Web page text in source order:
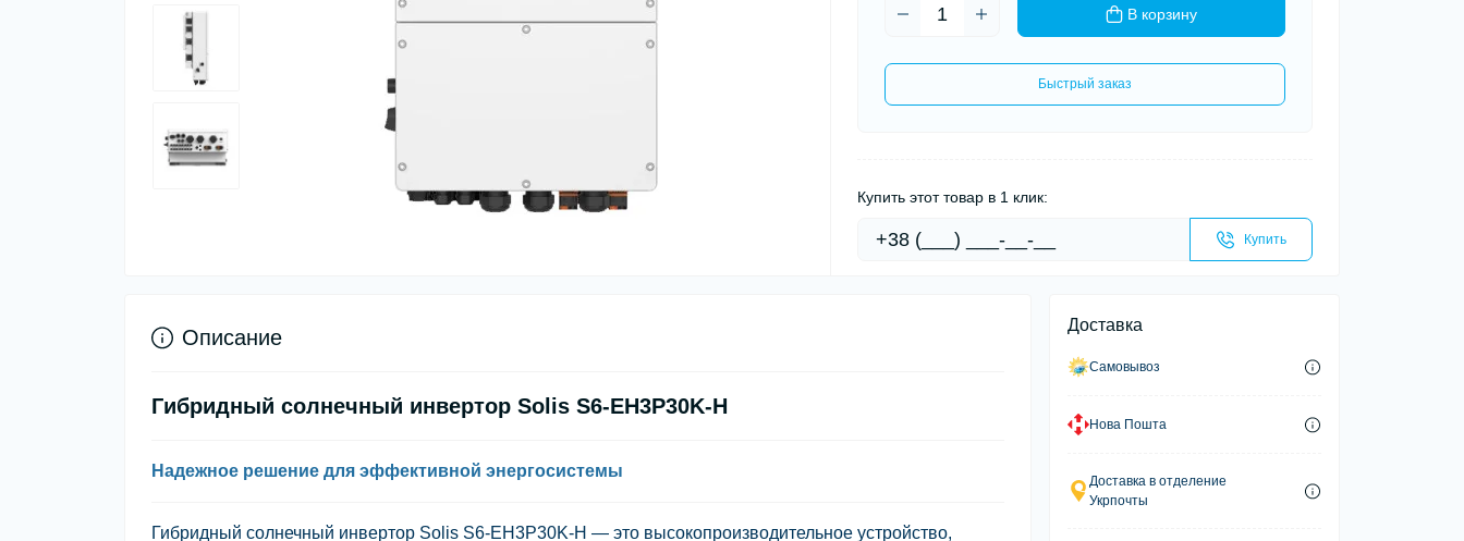
В корзину
Быстрый заказ
Купить этот товар в 1 клик:
Купить
Доставка
Самовывоз
Нова Пошта
Доставка в отделение
Укрпочты
Описание
Гибридный солнечный инвертор Solis S6-EH3P30K-H
Надежное решение для эффективной энергосистемы
Гибридный солнечный инвертор Solis S6-EH3P30K-H — это высокопроизводительное устройство,